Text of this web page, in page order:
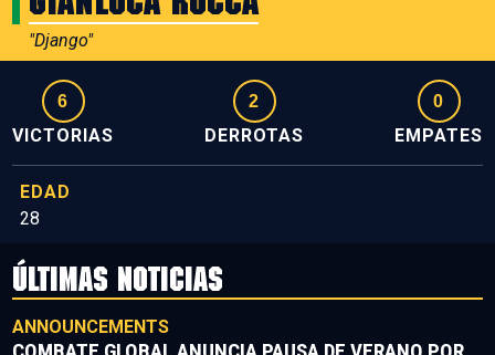
"Django"
6
VICTORIAS
2
DERROTAS
0
EMPATES
EDAD
28
ÚLTIMAS NOTICIAS
ANNOUNCEMENTS